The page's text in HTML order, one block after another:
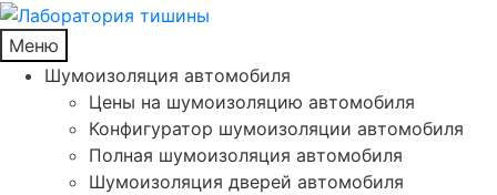
Меню
Шумоизоляция автомобиля
Цены на шумоизоляцию автомобиля
Конфигуратор шумоизоляции автомобиля
Полная шумоизоляция автомобиля
Шумоизоляция дверей автомобиля